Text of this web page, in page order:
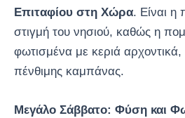
Επιταφίου στη Χώρα. Είναι η
στιγμή του νησιού, καθώς η
φωτισμένα με κεριά
πένθιμης καμπάνας.
Μεγάλο Σάββατο: Φύση και